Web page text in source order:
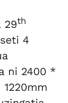
29th
4
ni 2400 *